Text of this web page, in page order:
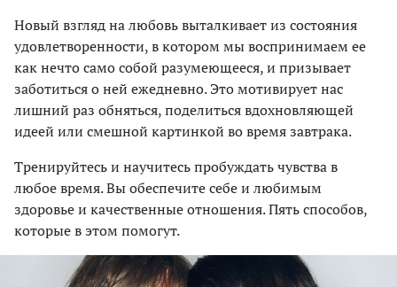
Новый взгляд на любовь выталкивает из состояния
удовлетворенности, в котором мы воспринимаем ее
как нечто само собой разумеющееся, и призывает
заботиться о ней ежедневно. Это мотивирует нас
лишний раз обняться, поделиться вдохновляющей
идеей или смешной картинкой во время завтрака.
Тренируйтесь и научитесь пробуждать чувства в
любое время. Вы обеспечите себе и любимым
здоровье и качественные отношения. Пять способов,
которые в этом помогут.